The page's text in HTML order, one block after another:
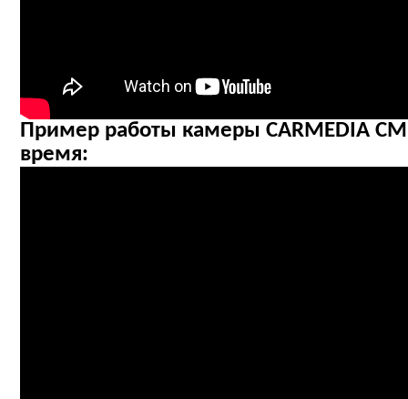
Пример работы камеры CARMEDIA
время: